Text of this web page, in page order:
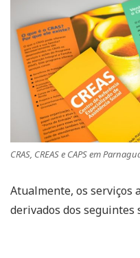
CRAS, CREAS e CAPS em
Atualmente, os serviços
derivados dos seguintes